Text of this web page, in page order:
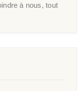
à nous, tout